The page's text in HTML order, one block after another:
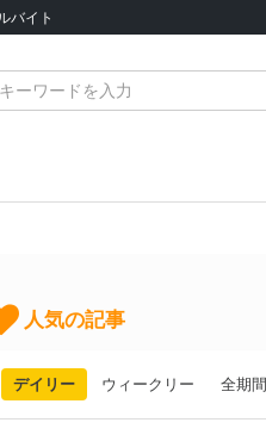
バイト
人気の記事
デイリー ウィークリー 全期間